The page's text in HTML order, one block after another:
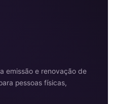
emissão e renovação de
pessoas físicas,